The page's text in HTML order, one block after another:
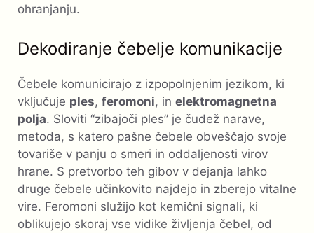
ohranjanju.
Dekodiranje čebelje komunikacije
Čebele komunicirajo z izpopolnjenim jezikom, ki
vključuje ples, feromoni, in elektromagnetna
polja. Sloviti “zibajoči ples” je čudež narave,
metoda, s katero pašne čebele obveščajo svoje
tovariše v panju o smeri in oddaljenosti virov
hrane. S pretvorbo teh gibov v dejanja lahko
druge čebele učinkovito najdejo in zberejo vitalne
vire. Feromoni služijo kot kemični signali, ki
oblikujejo skoraj vse vidike življenja čebel, od